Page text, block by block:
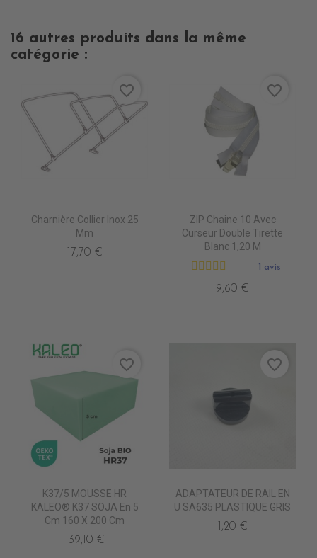
16 autres produits dans la même
catégorie :
Charnière Collier Inox 25
Mm
17,70 €
favorite_border
ZIP Chaine 10 Avec
Curseur Double Tirette
Blanc 1,20 M
1 avis
9,60 €
favorite_border
K37/5 MOUSSE HR
KALEO® K37 SOJA En 5
Cm 160 X 200 Cm
139,10 €
favorite_border
ADAPTATEUR DE RAIL EN
U SA635 PLASTIQUE GRIS
1,20 €
favorite_border